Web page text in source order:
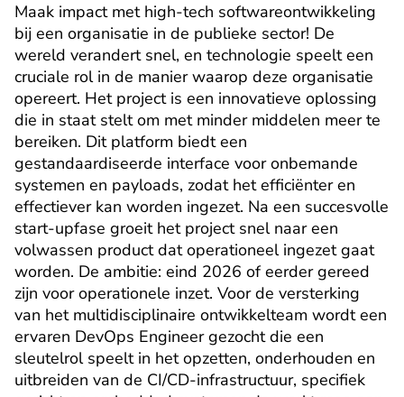
Maak impact met high-tech softwareontwikkeling
bij een organisatie in de publieke sector! De
wereld verandert snel, en technologie speelt een
cruciale rol in de manier waarop deze organisatie
opereert. Het project is een innovatieve oplossing
die in staat stelt om met minder middelen meer te
bereiken. Dit platform biedt een
gestandaardiseerde interface voor onbemande
systemen en payloads, zodat het efficiënter en
effectiever kan worden ingezet. Na een succesvolle
start-upfase groeit het project snel naar een
volwassen product dat operationeel ingezet gaat
worden. De ambitie: eind 2026 of eerder gereed
zijn voor operationele inzet. Voor de versterking
van het multidisciplinaire ontwikkelteam wordt een
ervaren DevOps Engineer gezocht die een
sleutelrol speelt in het opzetten, onderhouden en
uitbreiden van de CI/CD-infrastructuur, specifiek